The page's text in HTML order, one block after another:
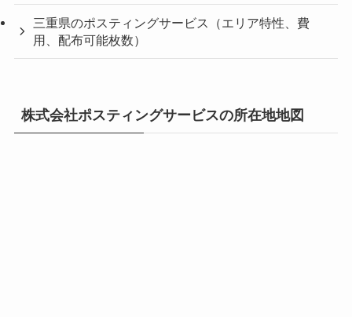
三重県のポスティングサービス（エリア特性、費
用、配布可能枚数）
株式会社ポスティングサービスの所在地地図